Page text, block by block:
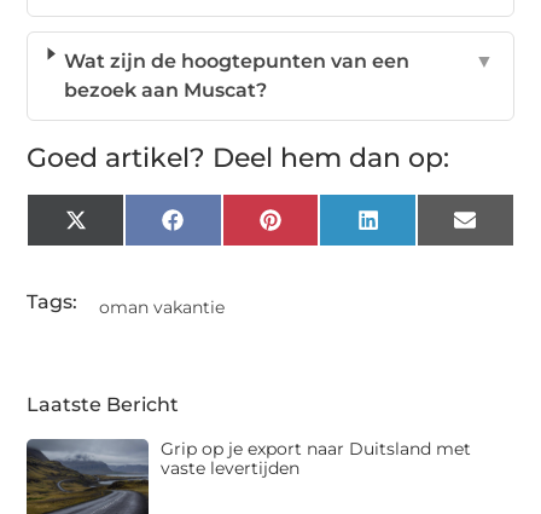
Wat zijn de hoogtepunten van een
bezoek aan Muscat?
▼
Goed artikel? Deel hem dan op:
X
(Twitter)
FacebookPinterestLinkedIn Email
Tags: oman vakantie
Laatste Bericht
Grip op je export naar Duitsland met
vaste levertijden